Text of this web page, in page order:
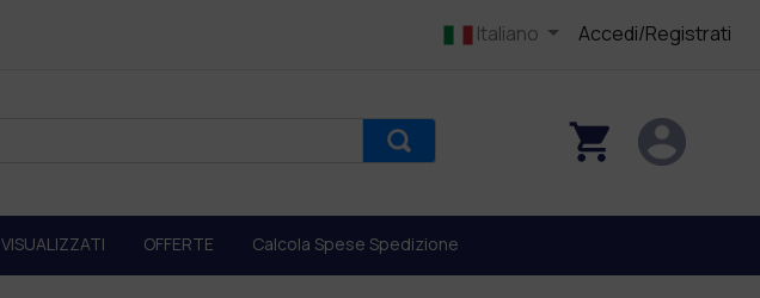
Italiano Accedi/Registrati
VISUALIZZATI OFFERTE Calcola Spese Spedizione